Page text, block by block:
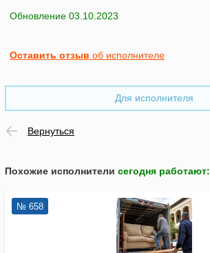
Обновление 03.10.2023
Оставить отзыв об исполнителе
Для исполнителя
Вернуться
Похожие исполнители сегодня работают:
№ 658